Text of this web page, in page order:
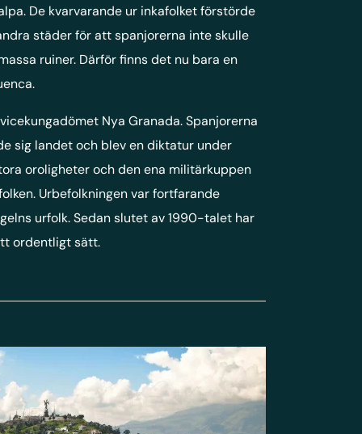
De kvarvarande ur inkafolket förstörde
städer för att spanjorerna inte skulle
ruiner. Därför finns det nu bara en
Nya Granada. Spanjorerna
sig landet och blev en diktatur under
oroligheter och den ena militärkuppen
Urbefolkningen var fortfarande
urfolk. Sedan slutet av 1990-talet har
ordentligt sätt.